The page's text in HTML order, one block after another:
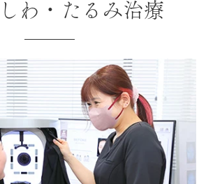
わ・たるみ治療